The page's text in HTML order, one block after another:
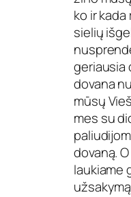
ko ir
sielių
geriausia
dovana
mūsų
mes su
dovaną.
laukiame